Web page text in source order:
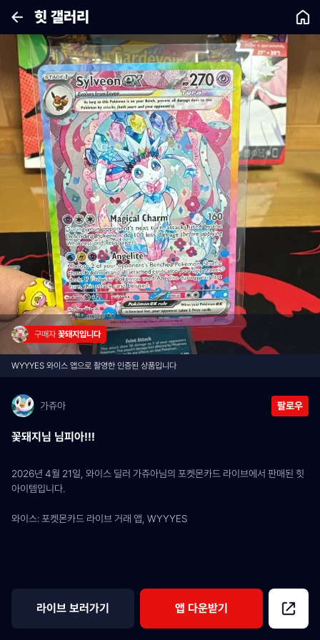
힛 갤러리
구매자 꽃돼지입니다
WYYYES 와이스 앱으로 촬영한 인증된 상품입니다
가쥬아 팔로우
꽃돼지님 님피아!!!
2026년 4월 21일, 와이스 딜러 가쥬아님의 포켓몬카드 라이브에서 판매된 힛
아이템입니다.
와이스: 포켓몬카드 라이브 거래 앱, WYYYES
라이브 보러가기 앱 다운받기